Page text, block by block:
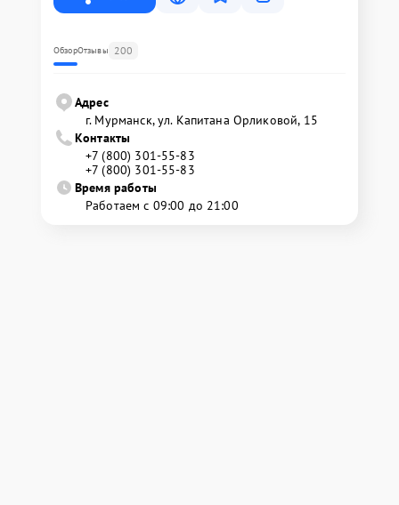
ОбзорОтзывы 200
Адрес
г. Мурманск, ул. Капитана Орликовой, 15
Контакты
+7 (800) 301-55-83
+7 (800) 301-55-83
Время работы
Работаем с 09:00 до 21:00